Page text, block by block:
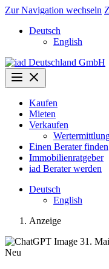
Zur Navigation wechseln
Deutsch
English
Kaufen
Mieten
Verkaufen
Einen Berater finden
Immobilienratgeber
iad Berater werden
Deutsch
English
Anzeige
Neu